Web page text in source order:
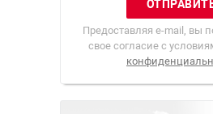
Предоставляя e-mail, вы
свое согласие с